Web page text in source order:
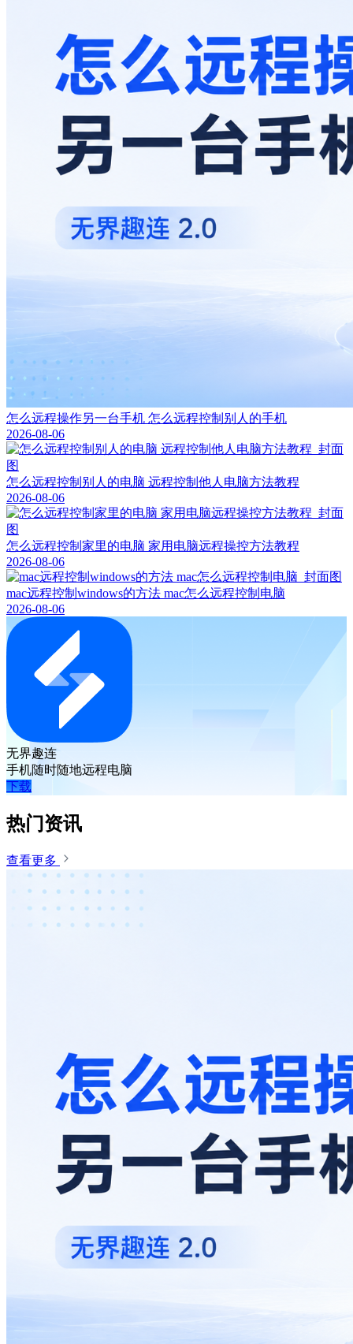
怎么远程操作另一台手机 怎么远程控制别人的手机
2026-08-06
怎么远程控制别人的电脑 远程控制他人电脑方法教程
2026-08-06
怎么远程控制家里的电脑 家用电脑远程操控方法教程
2026-08-06
mac远程控制windows的方法 mac怎么远程控制电脑
2026-08-06
无界趣连
手机随时随地远程电脑
下载
热门资讯
查看更多